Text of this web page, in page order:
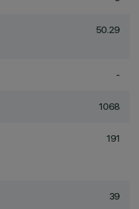
50.29
-
1068
191
39